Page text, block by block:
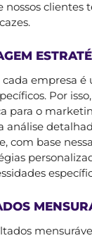
clientes
empresa é
Por
para o
análise
com base